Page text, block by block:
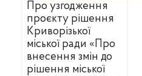
Про узгодження
проєкту рішення
Криворізької
міської ради «Про
внесення змін до
рішення міської